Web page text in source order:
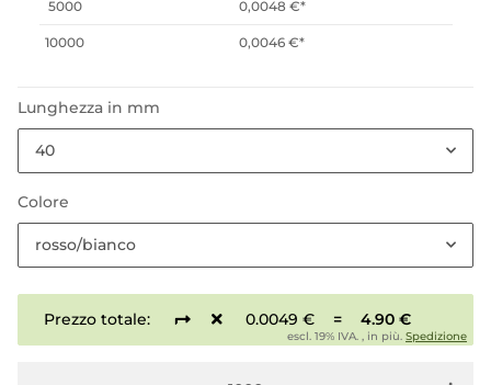
5000 0,0048 €*
10000 0,0046 €*
Lunghezza in mm
40
Colore
rosso/bianco
Prezzo totale: 0.0049 € = 4.90 €
escl. 19% IVA. , in più. Spedizione